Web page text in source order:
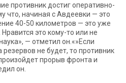
противник достиг оперативно-
что, начиная с Авдеевки — это
40-50 километров — это уже
это кому-то или не
— отметил он.«»Если
не будет, то противник
прорыв фронта и
он.